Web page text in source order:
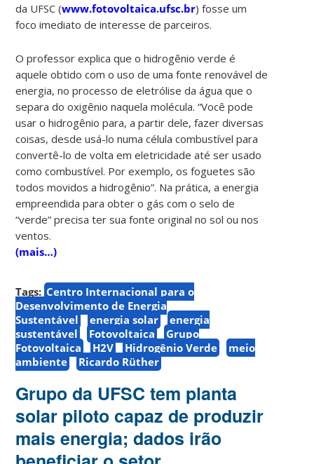
da UFSC (www.fotovoltaica.ufsc.br) fosse um
foco imediato de interesse de parceiros.
O professor explica que o hidrogênio verde é
aquele obtido com o uso de uma fonte renovável de
energia, no processo de eletrólise da água que o
separa do oxigênio naquela molécula. “Você pode
usar o hidrogênio para, a partir dele, fazer diversas
coisas, desde usá-lo numa célula combustível para
convertê-lo de volta em eletricidade até ser usado
como combustível. Por exemplo, os foguetes são
todos movidos a hidrogênio”. Na prática, a energia
empreendida para obter o gás com o selo de
“verde” precisa ter sua fonte original no sol ou nos
ventos.
(mais…)
Tags: Centro Internacional para o
Desenvolvimento de Energia
Sustentável
energia solar
energia
sustentável
Fotovoltaica
Grupo
Fotovoltaica
H2V Hidrogênio Verde
meio
ambiente
Ricardo Rüther
Grupo da UFSC tem planta
solar piloto capaz de produzir
mais energia; dados irão